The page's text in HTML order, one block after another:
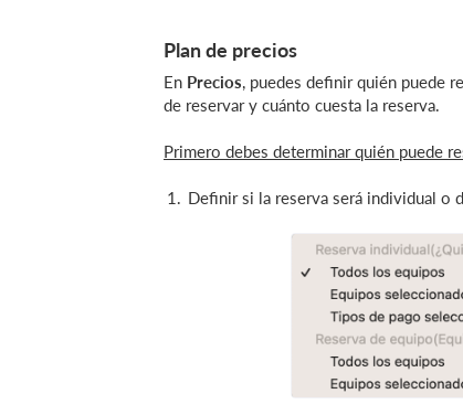
Plan de precios
En Precios, puedes definir quién puede
de reservar y cuánto cuesta la reserva.
Primero debes determinar quién puede
Definir si la reserva será individual o